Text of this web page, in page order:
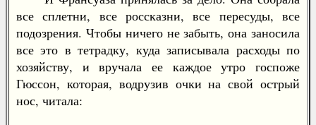
все сплетни, все россказни, все пересуды, все
подозрения. Чтобы ничего не забыть, она заносила
все это в тетрадку, куда записывала расходы по
хозяйству, и вручала ее каждое утро госпоже
Гюссон, которая, водрузив очки на свой острый
нос, читала: